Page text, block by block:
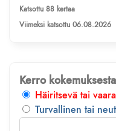
Katsottu 88 kertaa
Viimeksi katsottu 06.08.2026
Kerro
Häiritsevä tai
Turvallinen tai